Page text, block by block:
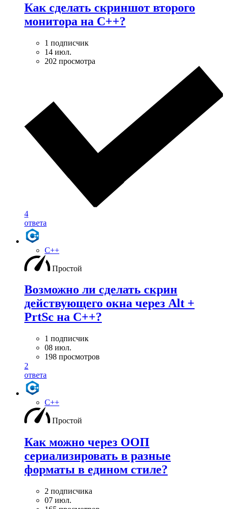
Как сделать скриншот второго
монитора на С++?
1 подписчик
14 июл.
202 просмотра
4
ответа
C++
Простой
Возможно ли сделать скрин
действующего окна через Alt +
PrtSc на С++?
1 подписчик
08 июл.
198 просмотров
2
ответа
C++
Простой
Как можно через ООП
сериализировать в разные
форматы в едином стиле?
2 подписчика
07 июл.